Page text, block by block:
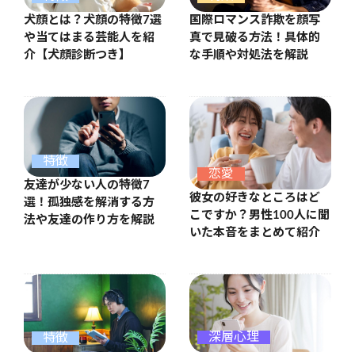
犬顔とは？犬顔の特徴7選
や当てはまる芸能人を紹
介【犬顔診断つき】
国際ロマンス詐欺を顔写
真で見破る方法！具体的
な手順や対処法を解説
特徴
友達が少ない人の特徴7
選！孤独感を解消する方
法や友達の作り方を解説
恋愛
彼女の好きなところはど
こですか？男性100人に聞
いた本音をまとめて紹介
特徴 深層心理